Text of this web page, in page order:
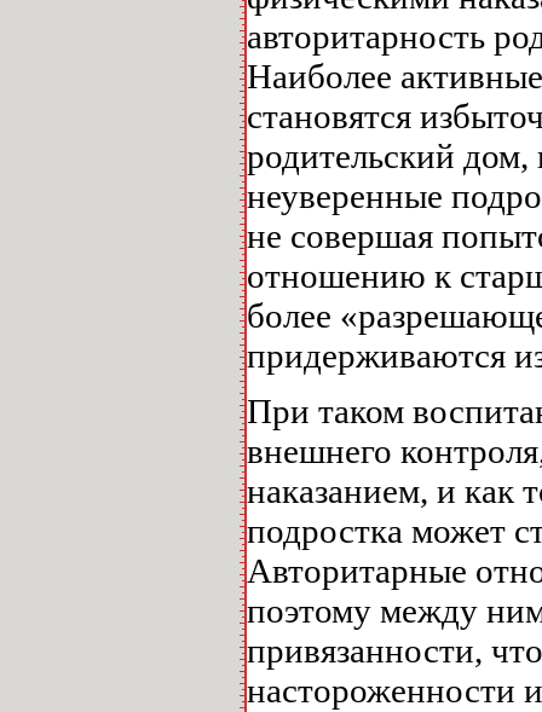
авторитарность
Наиболее
становятся
родительский дом,
неуверенные
не совершая
отношению к
более
придерживаются
При таком
внешнего
наказанием, и как
подростка может
Авторитарные
поэтому между
привязанности,
настороженности